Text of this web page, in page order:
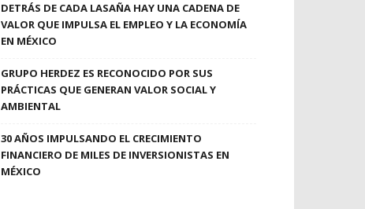
DETRÁS DE CADA LASAÑA HAY UNA CADENA DE
VALOR QUE IMPULSA EL EMPLEO Y LA ECONOMÍA
EN MÉXICO
GRUPO HERDEZ ES RECONOCIDO POR SUS
PRÁCTICAS QUE GENERAN VALOR SOCIAL Y
AMBIENTAL
30 AÑOS IMPULSANDO EL CRECIMIENTO
FINANCIERO DE MILES DE INVERSIONISTAS EN
MÉXICO